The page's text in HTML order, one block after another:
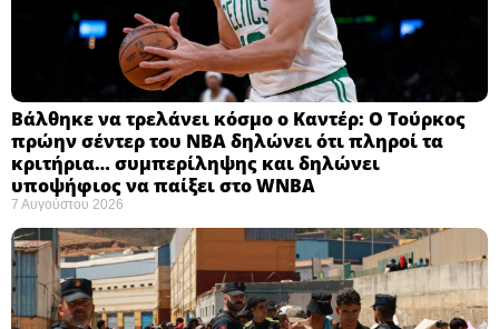
Βάλθηκε να τρελάνει κόσμο ο Καντέρ: Ο Τούρκος
πρώην σέντερ του NBA δηλώνει ότι πληροί τα
κριτήρια… συμπερίληψης και δηλώνει
υποψήφιος να παίξει στο WNBA
7 Αυγούστου 2026